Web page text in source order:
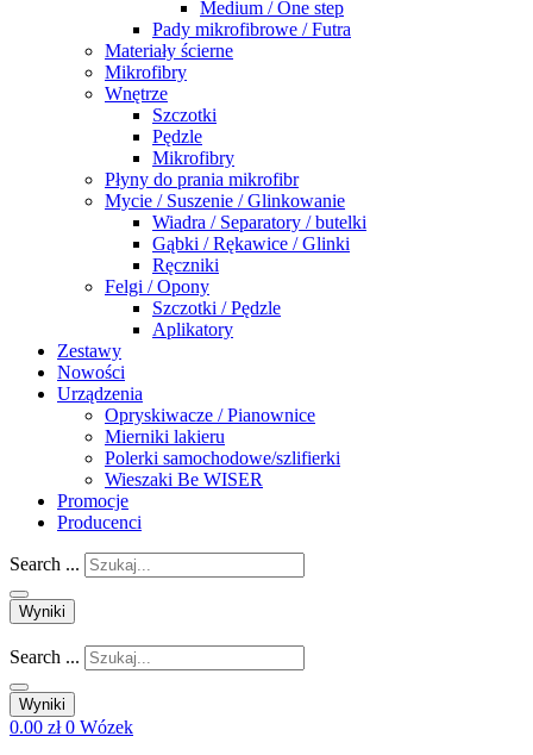
Medium / One step
Pady mikrofibrowe / Futra
Materiały ścierne
Mikrofibry
Wnętrze
Szczotki
Pędzle
Mikrofibry
Płyny do prania mikrofibr
Mycie / Suszenie / Glinkowanie
Wiadra / Separatory / butelki
Gąbki / Rękawice / Glinki
Ręczniki
Felgi / Opony
Szczotki / Pędzle
Aplikatory
Zestawy
Nowości
Urządzenia
Opryskiwacze / Pianownice
Mierniki lakieru
Polerki samochodowe/szlifierki
Wieszaki Be WISER
Promocje
Producenci
Search ...
Wyniki
Search ...
Wyniki
0.00 zł 0 Wózek